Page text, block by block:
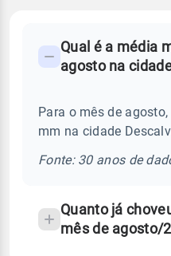
Perguntas
sobre
chuva
Qual é a média
agosto na
Para o mês de
mm na cidade
Fonte: 30 anos de
Quanto já
mês de agosto/